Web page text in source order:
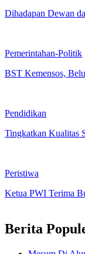
Dihadapan Dewan
Pemerintahan-Politik
BST Kemensos,
Pendidikan
Tingkatkan Kualitas
Peristiwa
Ketua PWI Terima
Berita